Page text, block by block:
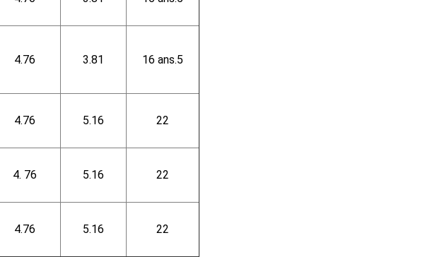
4.76 3.81 16 ans.5
4.76 5.16 22
4. 76 5.16 22
4.76 5.16 22